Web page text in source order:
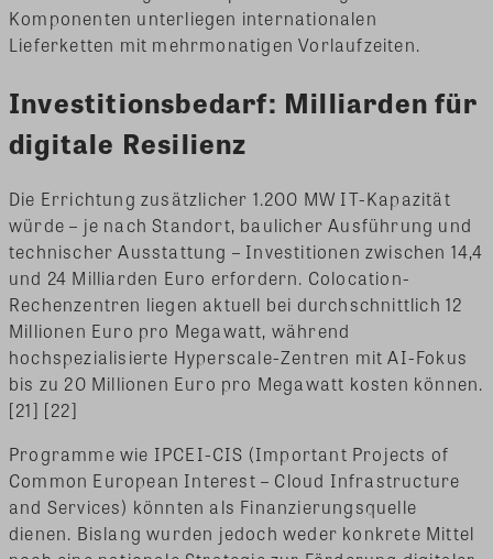
Komponenten unterliegen internationalen
Lieferketten mit mehrmonatigen Vorlaufzeiten.
Investitionsbedarf: Milliarden für
digitale Resilienz
Die Errichtung zusätzlicher 1.200 MW IT-Kapazität
würde – je nach Standort, baulicher Ausführung und
technischer Ausstattung – Investitionen zwischen 14,4
und 24 Milliarden Euro erfordern. Colocation-
Rechenzentren liegen aktuell bei durchschnittlich 12
Millionen Euro pro Megawatt, während
hochspezialisierte Hyperscale-Zentren mit AI-Fokus
bis zu 20 Millionen Euro pro Megawatt kosten können.
[21] [22]
Programme wie IPCEI-CIS (Important Projects of
Common European Interest – Cloud Infrastructure
and Services) könnten als Finanzierungsquelle
dienen. Bislang wurden jedoch weder konkrete Mittel